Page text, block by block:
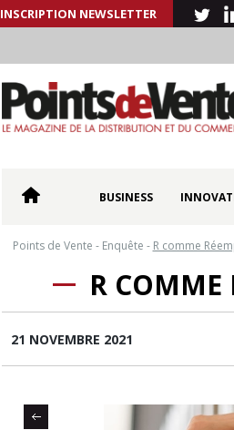
INSCRIPTION NEWSLETTER
BUSINESS
Points de Vente - Enquête - R comme
R COMME
21 NOVEMBRE 2021